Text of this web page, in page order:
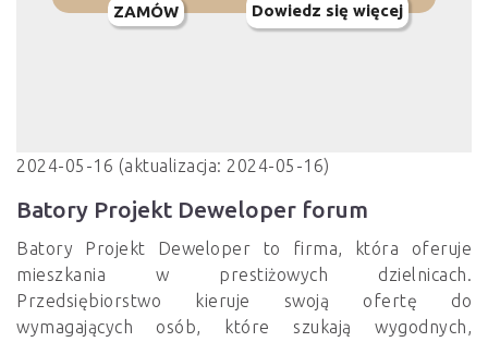
ZAMÓW Dowiedz się więcej
2024-05-16 (aktualizacja: 2024-05-16)
Batory Projekt Deweloper forum
Batory Projekt Deweloper to firma, która oferuje
mieszkania w prestiżowych dzielnicach.
Przedsiębiorstwo kieruje swoją ofertę do
wymagających osób, które szukają wygodnych,